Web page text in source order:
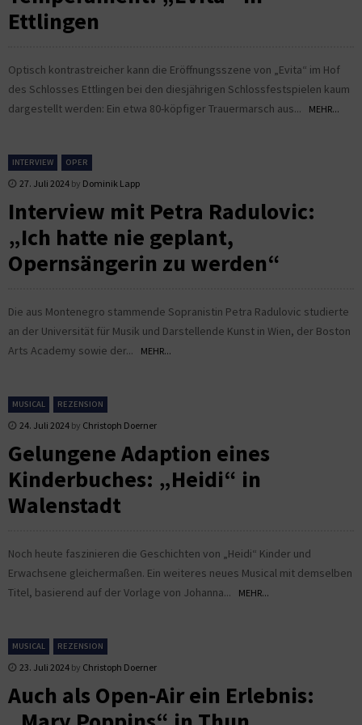
Ettlingen
Optisch kontrastreicher kann die Eröffnungsszene von „Evita“ im Hof
des Schlosses Ettlingen bei den diesjährigen Schlossfestspielen kaum
dargestellt werden: Ein etwa 80-köpfiger Trauermarsch aus...
MEHR...
INTERVIEW OPER
27. Juli 2024 by Dominik Lapp
Interview mit Petra Radulovic:
„Ich hatte nie geplant,
Opernsängerin zu werden“
Die aus Montenegro stammende Sopranistin Petra Radulovic studierte
an der Universität für Musik und Darstellende Kunst in Wien, der Boston
Arts Academy sowie der...
MEHR...
MUSICAL REZENSION
24. Juli 2024 by Christoph Doerner
Gelungene Adaption eines
Kinderbuches: „Heidi“ in
Walenstadt
Noch heute faszinieren die Geschichten von „Heidi“ Kinder und
Erwachsene gleichermaßen. Ein weiteres neues Musical mit demselben
Titel, basierend auf der Vorlage von Johanna...
MEHR...
MUSICAL REZENSION
23. Juli 2024 by Christoph Doerner
Auch als Open-Air ein Erlebnis: